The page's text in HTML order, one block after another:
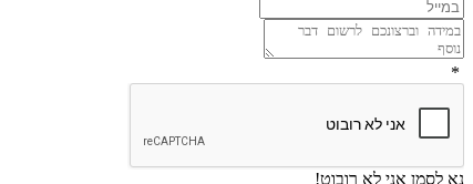
*
נא לסמן אני לא רובוט!